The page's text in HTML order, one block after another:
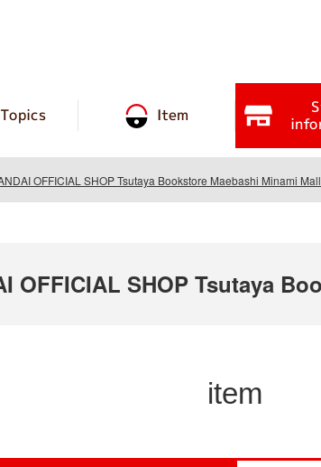
Topics Item
OFFICIAL SHOP Tsutaya Bookstore Maebashi Minami
OFFICIAL SHOP Tsutaya
item